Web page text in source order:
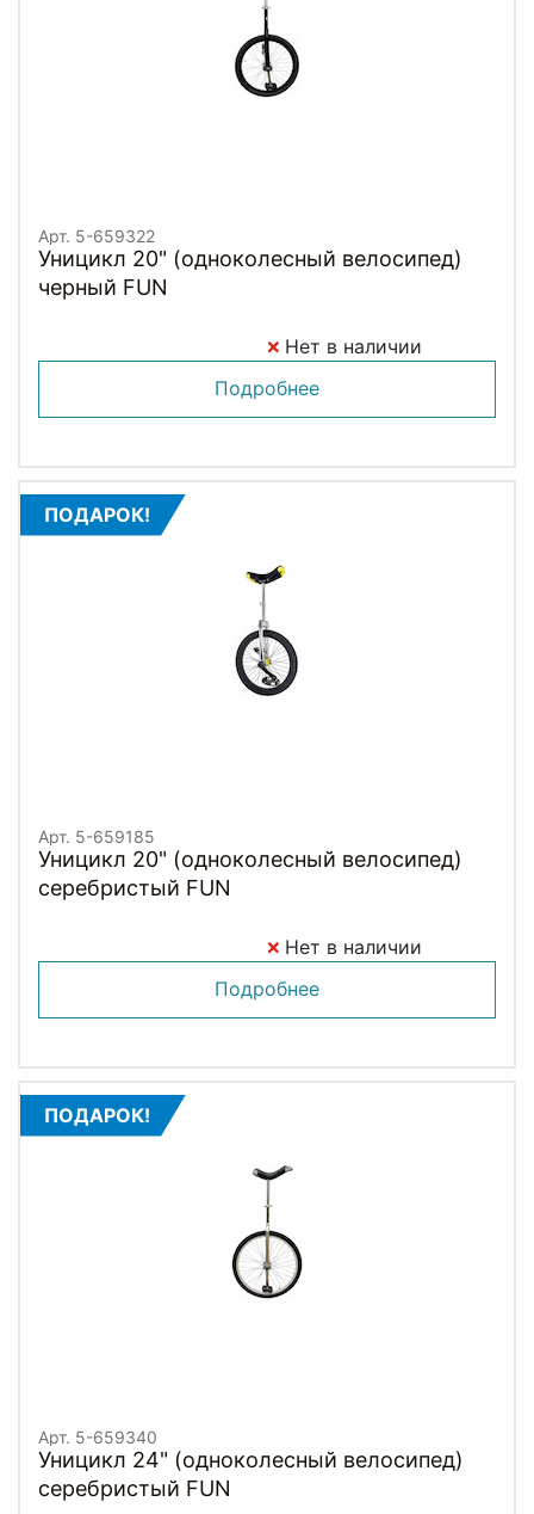
Арт. 5-659322
Уницикл 20" (одноколесный велосипед)
черный FUN
Нет в наличии
Подробнее
ПОДАРОК!
Арт. 5-659185
Уницикл 20" (одноколесный велосипед)
серебристый FUN
Нет в наличии
Подробнее
ПОДАРОК!
Арт. 5-659340
Уницикл 24" (одноколесный велосипед)
серебристый FUN